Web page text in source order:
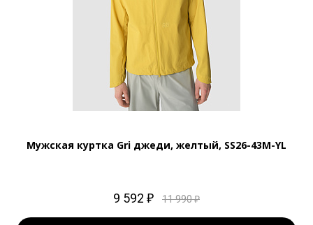
Мужская куртка Gri джеди, желтый, SS26-43M-YL
9 592 ₽ 11 990 ₽